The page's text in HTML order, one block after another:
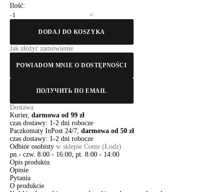
Ilość:
-
+
DODAJ DO KOSZYKA
Jak złożyć zamówienie
POWIADOM MNIE O DOSTĘPNOŚCI
ПОЛУЧИТЬ ПО EMAIL
Dostawa
Kurier, darmowa od 99 zł
czas dostawy: 1-2 dni robocze
Paczkomaty InPost 24/7, darmowa od 50 zł
czas dostawy: 1-2 dni robocze
Odbiór osobisty w sklepie Conte (Łodz)
pn.- czw. 8:00 - 16:00, pt. 8:00 - 14:00
Opis produktu
Opinie
Pytania
O produkcie